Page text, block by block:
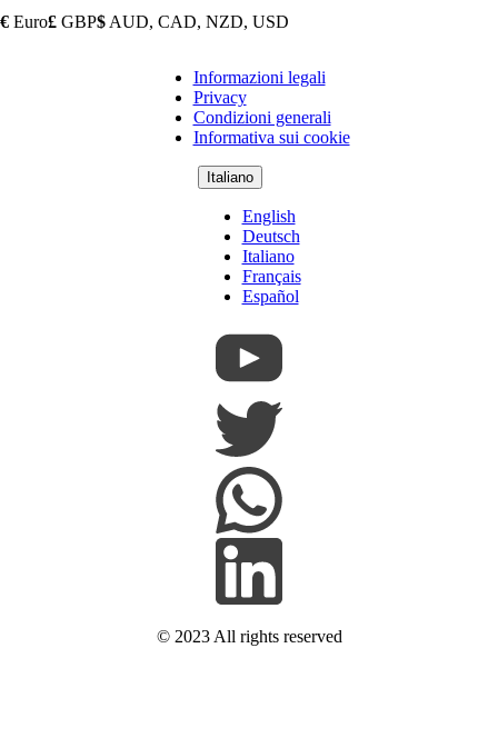
€ Euro£ GBP$ AUD, CAD, NZD, USD
Copyright
Footer
Informazioni legali
Privacy
Condizioni generali
Informativa sui cookie
Italiano
English
Deutsch
Italiano
Français
Español
© 2023 All rights reserved